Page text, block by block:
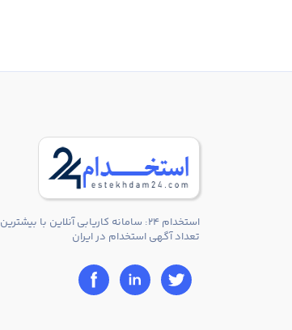
استخدام 24: سامانه کاریابی آنلاین با بیشترین
تعداد آگهی استخدام در ایران